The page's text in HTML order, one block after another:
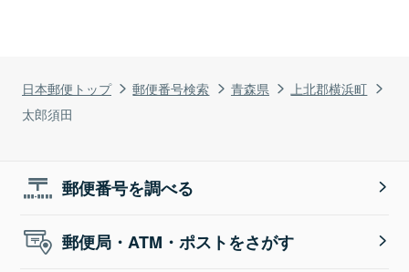
日本郵便トップ 郵便番号検索 青森県
上北郡横浜町
太郎須田
郵便番号を調べる
郵便局・ATM・ポストをさがす